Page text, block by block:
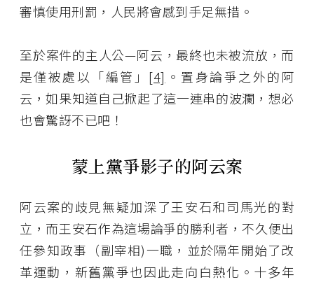
審慎使用刑罰，人民將會感到手足無措。
至於案件的主人公—阿云，最終也未被流放，而
是僅被處以「編管」 [4] 。置身論爭之外的阿
云，如果知道自己掀起了這一連串的波瀾，想必
也會驚訝不已吧！
蒙上黨爭影子的阿云案
阿云案的歧見無疑加深了王安石和司馬光的對
立，而王安石作為這場論爭的勝利者，不久便出
任參知政事（副宰相)一職，並於隔年開始了改
革運動，新舊黨爭也因此走向白熱化。十多年